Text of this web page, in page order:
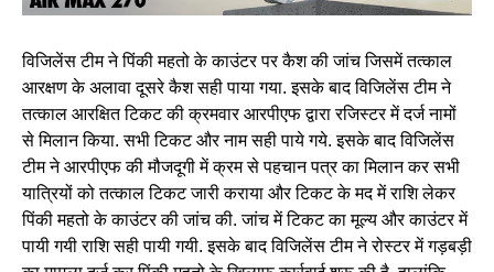
विजिलेंस टीम ने पिंकी महतो के काउंटर पर कैश की जांच जिसमें तत्काल
आरक्षण के अलावा दूसरे कैश सही पाया गया. इसके बाद विजिलेंस टीम ने
तत्काल आरक्षित टिकट की क्रमवार आरपीएफ द्वारा रजिस्टर में दर्ज नामों
से मिलान किया. सभी टिकट और नाम सही पाये गये. इसके बाद विजिलेंस
टीम ने आरपीएफ की मौजदूगी में क्रम से पहचान पत्र का मिलान कर सभी
यात्रियों को तत्काल टिकट जारी कराया और टिकट के मद में राशि लेकर
पिंकी महतो के काउंटर की जांच की. जांच में टिकट का मूल्य और काउंटर में
पायी गयी राशि सही पायी गयी. इसके बाद विजिलेंस टीम ने रोस्टर में गड़बड़ी